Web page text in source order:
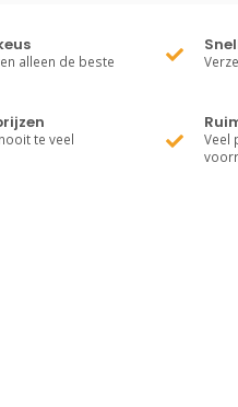
alleen de beste
te veel
Veel